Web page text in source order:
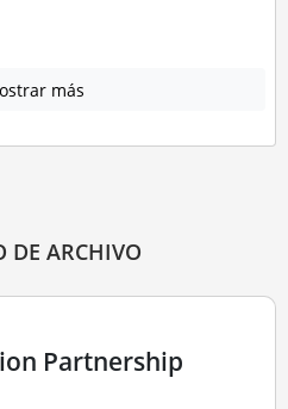
más
DE ARCHIVO
Partnership